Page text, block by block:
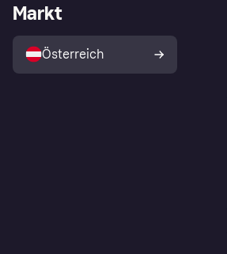
Markt
Österreich